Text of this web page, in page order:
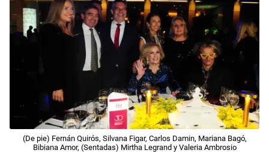
(De pie) Fernán Quirós, Silvana Figar, Carlos Damin, Mariana Bagó,
Bibiana Amor, (Sentadas) Mirtha Legrand y Valeria Ambrosio